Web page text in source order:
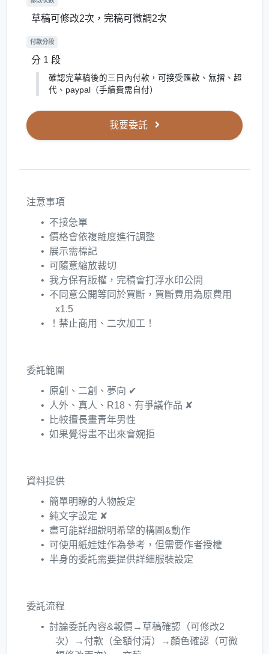
草稿可修改2次，完稿可微調2次
付款分段
分 1 段
確認完草稿後的三日內付款，可接受匯款、無摺、超
代、paypal（手續費需自付）
我要委託
注意事項
不接急單
價格會依複雜度進行調整
展示需標記
可隨意縮放裁切
我方保有版權，完稿會打浮水印公開
不同意公開等同於買斷，買斷費用為原費用
x1.5
！禁止商用、二次加工！
委託範圍
原創、二創、夢向 ✔
人外、真人、R18、有爭議作品 ✘
比較擅長畫青年男性
如果覺得畫不出來會婉拒
資料提供
簡單明瞭的人物設定
純文字設定 ✘
盡可能詳細說明希望的構圖&動作
可使用紙娃娃作為參考，但需要作者授權
半身的委託需要提供詳細服裝設定
委託流程
討論委託內容&報價→草稿確認（可修改2
次）→付款（全額付清）→顏色確認（可微